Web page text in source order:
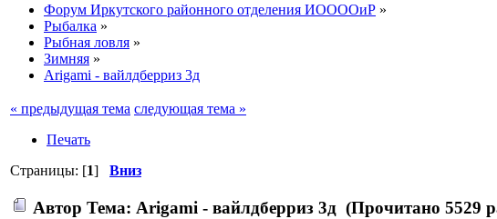
Форум Иркутского районного отделения ИООООиР »
Рыбалка »
Рыбная ловля »
Зимняя »
Arigami - вайлдберриз 3д
« предыдущая тема следующая тема »
Печать
Страницы: [1] Вниз
Автор Тема: Arigami - вайлдберриз 3д (Прочитано 5529